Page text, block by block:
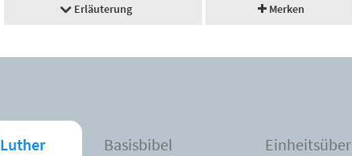
Erläuterung Merken
Luther Basisbibel